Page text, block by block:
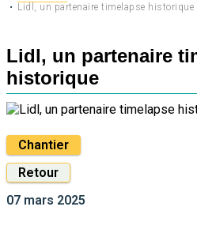
Lidl, un partenaire timelapse historique
Lidl, un partenaire
historique
Chantier
Retour
07 mars 2025